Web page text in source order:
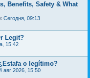
Benefits, Safety & What
Сегодня, 09:13
Legit?
15:42
o legítimo?
авг 2026, 15:50